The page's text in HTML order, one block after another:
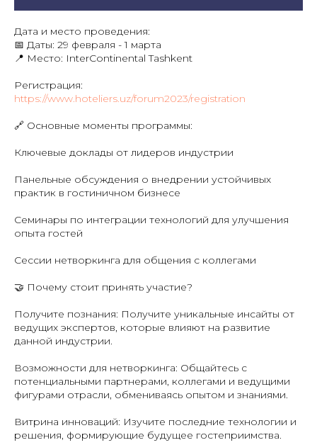
Дата и место проведения:
📅 Даты: 29 февраля - 1 марта
📍 Место: InterContinental Tashkent
Регистрация:
https://www.hoteliers.uz/forum2023/registration
🔗 Основные моменты программы:
Ключевые доклады от лидеров индустрии
Панельные обсуждения о внедрении устойчивых
практик в гостиничном бизнесе
Семинары по интеграции технологий для улучшения
опыта гостей
Сессии нетворкинга для общения с коллегами
🤝 Почему стоит принять участие?
Получите познания: Получите уникальные инсайты от
ведущих экспертов, которые влияют на развитие
данной индустрии.
Возможности для нетворкинга: Общайтесь с
потенциальными партнерами, коллегами и ведущими
фигурами отрасли, обмениваясь опытом и знаниями.
Витрина инноваций: Изучите последние технологии и
решения, формирующие будущее гостеприимства.